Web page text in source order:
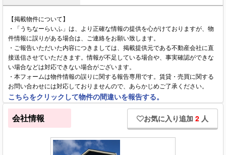
【掲載物件について】
・「うちなーらいふ」は、より正確な情報の提供を心がけておりますが、物
件情報に誤りがある場合は、ご連絡をお願い致します。
・ご報告いただいた内容につきましては、掲載提供元である不動産会社に直
接送信させていただきます。情報が不足している場合や、事実確認ができな
い場合などは対応できない場合がございます。
・本フォームは物件情報の誤りに関する報告専用です。賃貸・売買に関する
お問い合わせには対応しておりませんので、あらかじめご了承ください。
こちらをクリックして物件の間違いを報告する。
会社情報 お気に入り追加 2 人